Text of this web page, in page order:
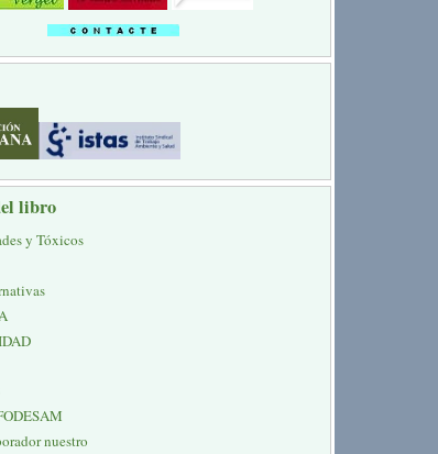
libro
y Tóxicos
nuestro